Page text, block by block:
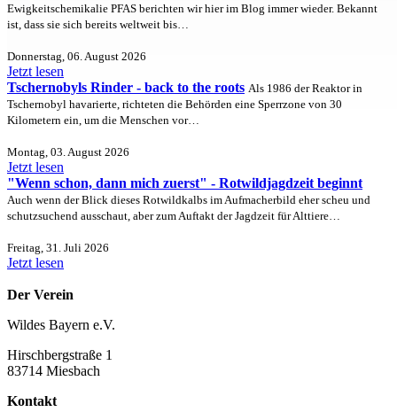
Ewigkeitschemikalie PFAS berichten wir hier im Blog immer wieder. Bekannt
ist, dass sie sich bereits weltweit bis…
Donnerstag, 06. August 2026
Jetzt lesen
Tschernobyls Rinder - back to the roots Als 1986 der Reaktor in
Tschernobyl havarierte, richteten die Behörden eine Sperrzone von 30
Kilometern ein, um die Menschen vor…
Montag, 03. August 2026
Jetzt lesen
"Wenn schon, dann mich zuerst" - Rotwildjagdzeit beginnt
Auch wenn der Blick dieses Rotwildkalbs im Aufmacherbild eher scheu und
schutzsuchend ausschaut, aber zum Auftakt der Jagdzeit für Alttiere…
Freitag, 31. Juli 2026
Jetzt lesen
Der Verein
Wildes Bayern e.V.
Hirschbergstraße 1
83714 Miesbach
Kontakt